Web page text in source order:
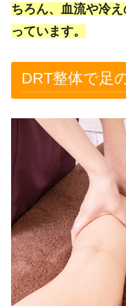
ちろん、血流や冷
っています。
DRT整体で足